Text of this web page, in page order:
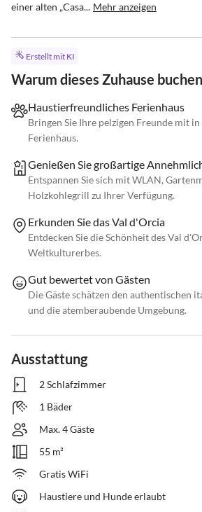
einer alten „Casa... Mehr anzeigen
Erstellt mit KI
Warum dieses Zuhause
Haustierfreundliches Ferienhaus
Bringen Sie Ihre pelzigen Freunde mit
Ferienhaus.
Genießen Sie großartige
Entspannen Sie sich mit WLAN,
Holzkohlegrill zu Ihrer Verfügung.
Erkunden Sie das Val d'Orcia
Entdecken Sie die Schönheit des Val
Weltkulturerbes.
Gut bewertet von Gästen
Die Gäste schätzen den authentischen
und die atemberaubende Umgebung.
Ausstattung
2 Schlafzimmer
1 Bäder
Max. 4 Gäste
55 m²
Gratis WiFi
Haustiere und Hunde erlaubt